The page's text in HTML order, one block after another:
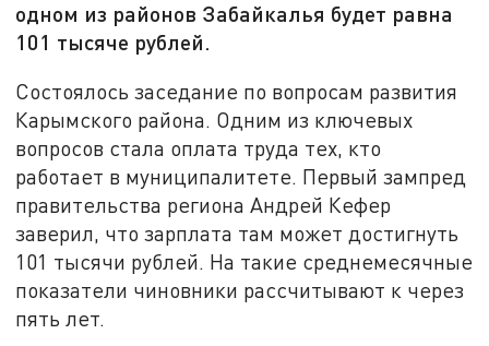
одном из районов Забайкалья будет равна
101 тысяче рублей.
Состоялось заседание по вопросам развития
Карымского района. Одним из ключевых
вопросов стала оплата труда тех, кто
работает в муниципалитете. Первый зампред
правительства региона Андрей Кефер
заверил, что зарплата там может достигнуть
101 тысячи рублей. На такие среднемесячные
показатели чиновники рассчитывают к через
пять лет.